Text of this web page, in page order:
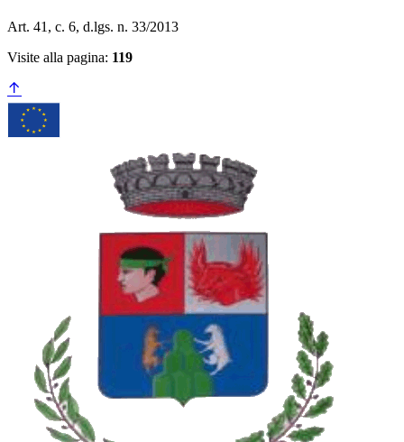
Art. 41, c. 6, d.lgs. n. 33/2013
Visite alla pagina: 119